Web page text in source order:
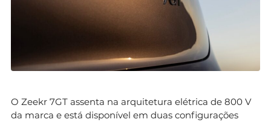
O Zeekr 7GT assenta na arquitetura elétrica de 800 V
da marca e está disponível em duas configurações